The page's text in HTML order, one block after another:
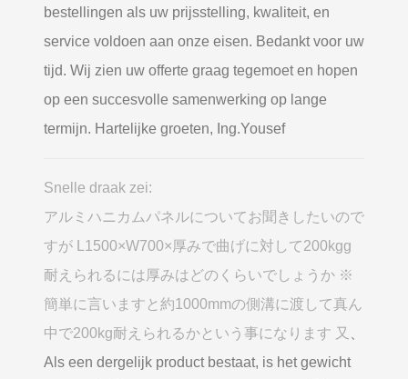
bestellingen als uw prijsstelling, kwaliteit, en
service voldoen aan onze eisen. Bedankt voor uw
tijd. Wij zien uw offerte graag tegemoet en hopen
op een succesvolle samenwerking op lange
termijn. Hartelijke groeten, Ing.Yousef
Snelle draak zei:
アルミハニカムパネルについてお聞きしたいので
すが L1500×W700×厚みで曲げに対して200kgg
耐えられるには厚みはどのくらいでしょうか ※
簡単に言いますと約1000mmの側溝に渡して真ん
中で200kg耐えられるかという事になります 又
Als een dergelijk product bestaat, is het gewicht